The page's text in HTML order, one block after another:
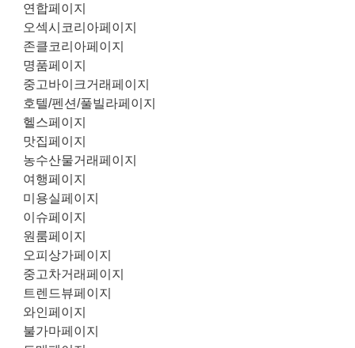
연합페이지
오섹시코리아페이지
존클코리아페이지
명품페이지
중고바이크거래페이지
호텔/펜션/풀빌라페이지
헬스페이지
맛집페이지
농수산물거래페이지
여행페이지
미용실페이지
이슈페이지
원룸페이지
오피상가페이지
중고차거래페이지
트렌드뷰페이지
와인페이지
불가마페이지